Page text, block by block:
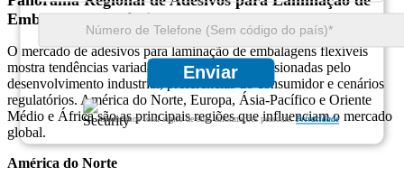
Enviar
Garantimos total sigilo de suas informações pessoais.Privacidade
Embalagens Flexíveis
O mercado de adesivos para laminação de embalagens flexíveis
mostra tendências variadas entre regiões, impulsionadas pelo
desenvolvimento industrial, preferências do consumidor e cenários
regulatórios. América do Norte, Europa, Ásia-Pacífico e Oriente
Médio e África são as principais regiões que influenciam o mercado
global.
América do Norte